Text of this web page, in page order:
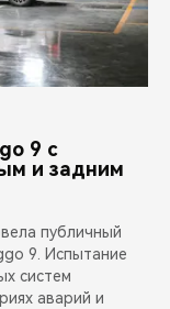
9 с
и задним
публичный
9. Испытание
систем
аварий и